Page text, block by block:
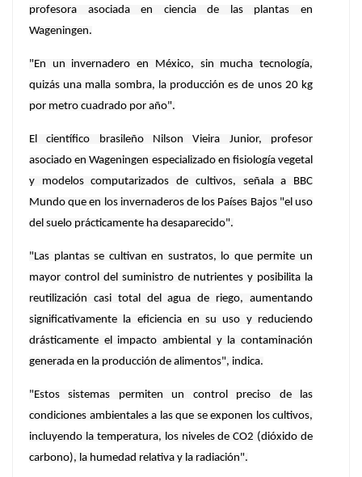
profesora asociada en ciencia de las plantas en
Wageningen.
"En un invernadero en México, sin mucha tecnología,
quizás una malla sombra, la producción es de unos 20 kg
por metro cuadrado por año".
El científico brasileño Nilson Vieira Junior, profesor
asociado en Wageningen especializado en fisiología vegetal
y modelos computarizados de cultivos, señala a BBC
Mundo que en los invernaderos de los Países Bajos "el uso
del suelo prácticamente ha desaparecido".
"Las plantas se cultivan en sustratos, lo que permite un
mayor control del suministro de nutrientes y posibilita la
reutilización casi total del agua de riego, aumentando
significativamente la eficiencia en su uso y reduciendo
drásticamente el impacto ambiental y la contaminación
generada en la producción de alimentos", indica.
"Estos sistemas permiten un control preciso de las
condiciones ambientales a las que se exponen los cultivos,
incluyendo la temperatura, los niveles de CO2 (dióxido de
carbono), la humedad relativa y la radiación".